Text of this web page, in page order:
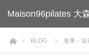
Maison96pilates 大
ホームBLOG 食事・栄